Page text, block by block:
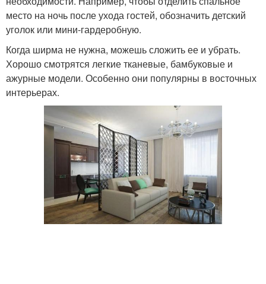
место на ночь после ухода гостей, обозначить детский
уголок или мини-гардеробную.
Когда ширма не нужна, можешь сложить ее и убрать.
Хорошо смотрятся легкие тканевые, бамбуковые и
ажурные модели. Особенно они популярны в восточных
интерьерах.